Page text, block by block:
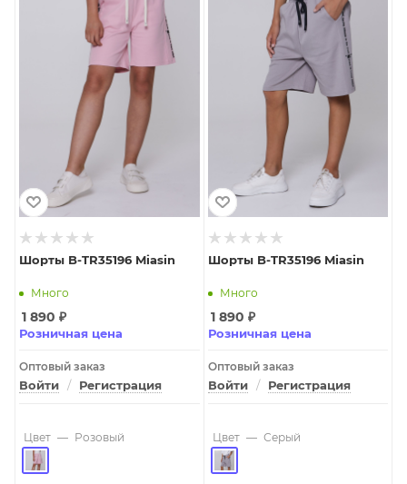
Шорты B-TR35196 Miasin
Много
1 890 ₽
Розничная цена
Оптовый заказ
Войти / Регистрация
Цвет — Розовый
Шорты B-TR35196 Miasin
Много
1 890 ₽
Розничная цена
Оптовый заказ
Войти / Регистрация
Цвет — Серый